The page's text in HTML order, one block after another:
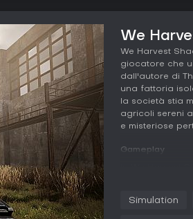
We
We Harvest
giocatore che
dall'autore di
una fattoria
la società stia
agricoli sereni
e misteriose
Gameplay
prendersi cura
Simulation